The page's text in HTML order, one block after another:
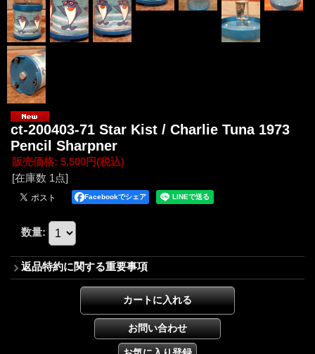
ct-200403-71 Star Kist / Charlie Tuna 1973
Pencil Sharpner
販売価格: 5,500円(税込)
[在庫数 1点]
Facebookでシェア
数量:
返品特約に関する重要事項